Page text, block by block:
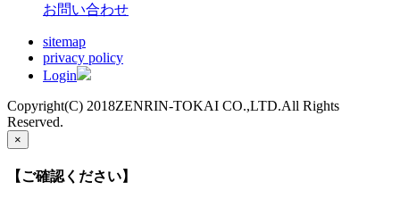
お問い合わせ
sitemap
privacy policy
Login
Copyright(C) 2018ZENRIN-TOKAI CO.,LTD.All Rights
Reserved.
×
【ご確認ください】